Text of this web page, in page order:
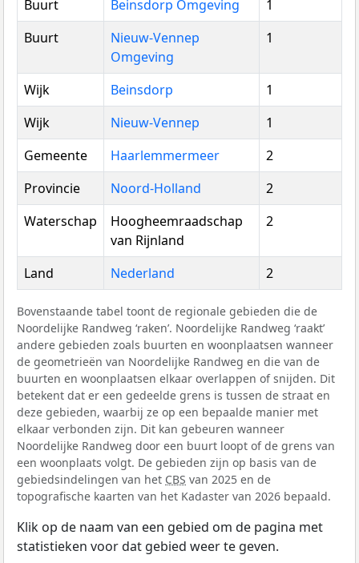
Buurt Beinsdorp Omgeving
1
Buurt
Nieuw-Vennep
Omgeving
1
Wijk Beinsdorp
1
Wijk
Nieuw-Vennep
1
Gemeente
Haarlemmermeer
2
Provincie
Noord-Holland
2
Waterschap
Hoogheemraadschap
van Rijnland
2
Land Nederland 2
Bovenstaande tabel toont de regionale gebieden die de
Noordelijke Randweg ‘raken’. Noordelijke Randweg ‘raakt’
andere gebieden zoals buurten en woonplaatsen wanneer
de geometrieën van Noordelijke Randweg en die van de
buurten en woonplaatsen elkaar overlappen of snijden. Dit
betekent dat er een gedeelde grens is tussen de straat en
deze gebieden, waarbij ze op een bepaalde manier met
elkaar verbonden zijn. Dit kan gebeuren wanneer
Noordelijke Randweg door een buurt loopt of de grens van
een woonplaats volgt. De gebieden zijn op basis van de
gebiedsindelingen van het CBS van 2025 en de
topografische kaarten van het Kadaster van 2026 bepaald.
Klik op de naam van een gebied om de pagina met
statistieken voor dat gebied weer te geven.